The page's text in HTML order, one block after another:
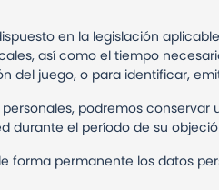
en la legislación
así como el tiempo
del juego, o para identificar,
podremos conservar
durante el período de su
forma permanente los datos